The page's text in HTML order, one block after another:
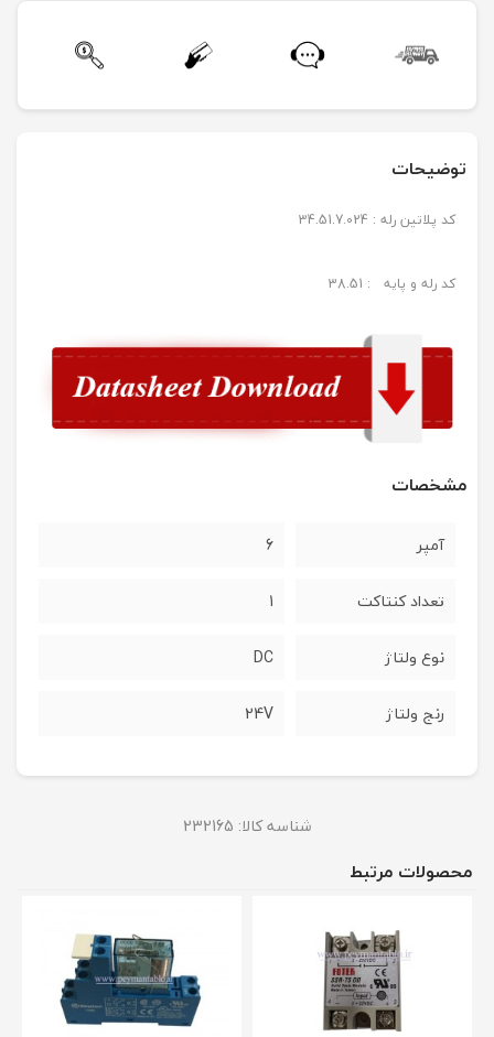
توضیحات
کد پلاتین رله : 34.51.7.024
کد رله و پایه : 38.51
مشخصات
آمپر 6
تعداد کنتاکت 1
نوع ولتاژ DC
رنج ولتاژ 24V
شناسه کالا: 232165
محصولات مرتبط